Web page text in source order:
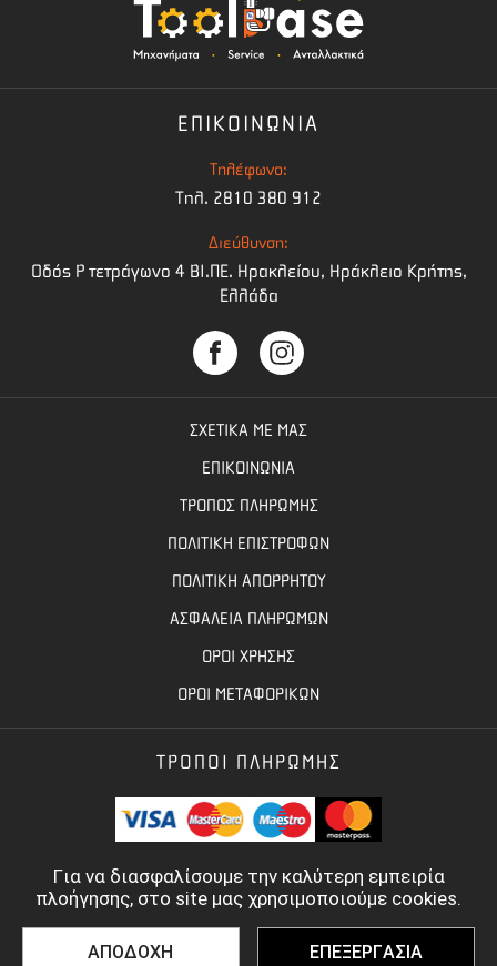
Για να διασφαλίσουμε την καλύτερη εμπειρία
πλοήγησης, στο site μας χρησιμοποιούμε cookies.
ΑΠΟΔΟΧΗ ΕΠΕΞΕΡΓΑΣΙΑ
ΕΠΙΚΟΙΝΩΝΙΑ
Τηλέφωνο:
Τηλ. 2810 380 912
Διεύθυνση:
Οδός Ρ τετράγωνο 4 BI.ΠΕ. Ηρακλείου, Ηράκλειο Κρήτης,
Ελλάδα
ΣΧΕΤΙΚΑ ΜΕ ΜΑΣ
ΕΠΙΚΟΙΝΩΝΙΑ
ΤΡΟΠΟΣ ΠΛΗΡΩΜΗΣ
ΠΟΛΙΤΙΚΗ ΕΠΙΣΤΡΟΦΩΝ
ΠΟΛΙΤΙΚΗ ΑΠΟΡΡΗΤΟΥ
ΑΣΦΑΛΕΙΑ ΠΛΗΡΩΜΩΝ
ΟΡΟΙ ΧΡΗΣΗΣ
ΟΡΟΙ ΜΕΤΑΦΟΡΙΚΩΝ
ΤΡΟΠΟΙ ΠΛΗΡΩΜΗΣ
© 2022 - 2026 - ALL RIGHTS RESERVED